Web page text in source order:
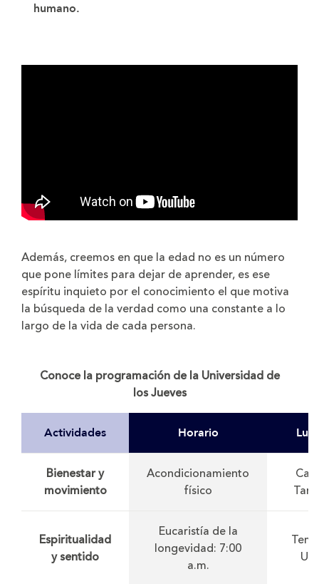
humano.
Además, creemos en que la edad no es un número
que pone límites para dejar de aprender, es ese
espíritu inquieto por el conocimiento el que motiva
la búsqueda de la verdad como una constante a lo
largo de la vida de cada persona.
Conoce la programación de la Universidad de
los Jueves
Actividades Horario
Bienestar y
movimiento
Acondicionamiento
físico
Espiritualidad
y sentido
Eucaristía de la
longevidad: 7:00
a.m.